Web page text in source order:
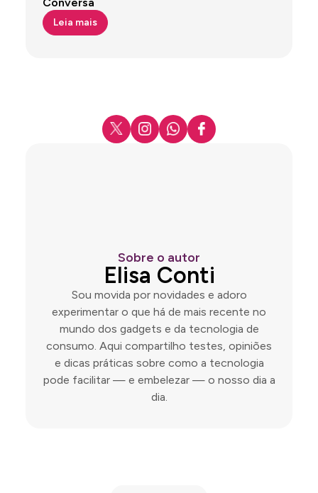
Leia mais
Sobre o autor
Elisa Conti
Sou movida por novidades e adoro
experimentar o que há de mais recente no
mundo dos gadgets e da tecnologia de
consumo. Aqui compartilho testes, opiniões
e dicas práticas sobre como a tecnologia
pode facilitar — e embelezar — o nosso dia a
dia.